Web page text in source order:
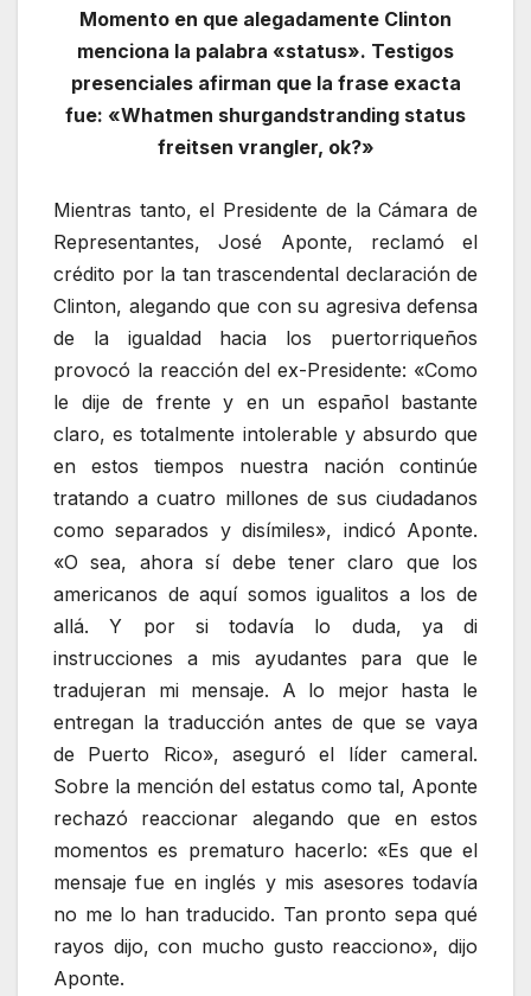
Momento en que alegadamente Clinton
menciona la palabra «status». Testigos
presenciales afirman que la frase exacta
fue: «Whatmen shurgandstranding status
freitsen vrangler, ok?»
Mientras tanto, el Presidente de la Cámara de
Representantes, José Aponte, reclamó el
crédito por la tan trascendental declaración de
Clinton, alegando que con su agresiva defensa
de la igualdad hacia los puertorriqueños
provocó la reacción del ex-Presidente: «Como
le dije de frente y en un español bastante
claro, es totalmente intolerable y absurdo que
en estos tiempos nuestra nación continúe
tratando a cuatro millones de sus ciudadanos
como separados y disímiles», indicó Aponte.
«O sea, ahora sí debe tener claro que los
americanos de aquí somos igualitos a los de
allá. Y por si todavía lo duda, ya di
instrucciones a mis ayudantes para que le
tradujeran mi mensaje. A lo mejor hasta le
entregan la traducción antes de que se vaya
de Puerto Rico», aseguró el líder cameral.
Sobre la mención del estatus como tal, Aponte
rechazó reaccionar alegando que en estos
momentos es prematuro hacerlo: «Es que el
mensaje fue en inglés y mis asesores todavía
no me lo han traducido. Tan pronto sepa qué
rayos dijo, con mucho gusto reacciono», dijo
Aponte.